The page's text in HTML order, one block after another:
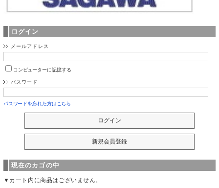
ログイン
メールアドレス
コンピューターに記憶する
パスワード
パスワードを忘れた方はこちら
現在のカゴの中
▼カート内に商品はございません。